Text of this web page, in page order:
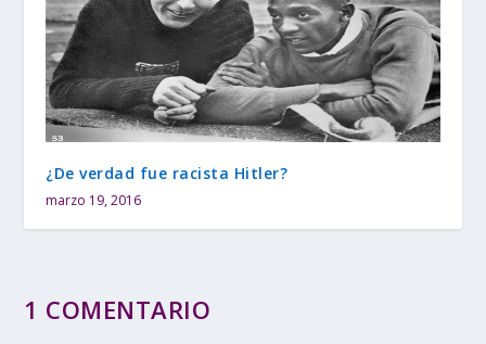
¿De verdad fue racista Hitler?
marzo 19, 2016
1 COMENTARIO